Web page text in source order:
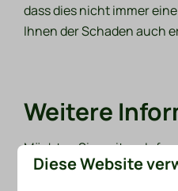
dass dies nicht immer
Ihnen der Schaden auch
Weitere
Möchten Sie weitere
Ihres Bungalows oder
Diese Website